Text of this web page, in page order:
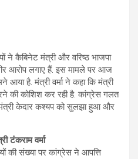
ने कैबिनेट मंत्री और वरिष्ठ भाजपा
आरोप लगाए हैं. इस मामले पर आज
आया है. मंत्री वर्मा ने कहा कि मंत्री
की कोशिश कर रही है. कांग्रेस गलत
मंत्री केदार कश्यप को सुलझा हुआ और
टंकराम वर्मा
की संख्या पर कांग्रेस ने आपत्ति